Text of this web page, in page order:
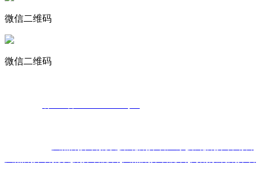
微信二维码
微信二维码